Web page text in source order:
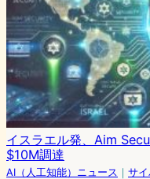
イスラエル発、Aim
$10M調達
AI（人工知能）ニュース ｜ サ